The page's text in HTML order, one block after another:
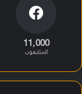
11٬000
المتابعون